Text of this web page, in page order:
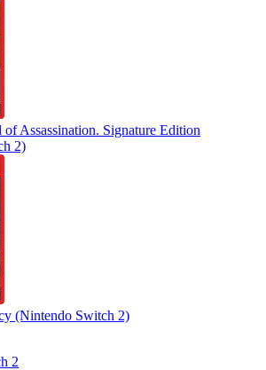
Assassination. Signature Edition
2)
(Nintendo Switch 2)
2